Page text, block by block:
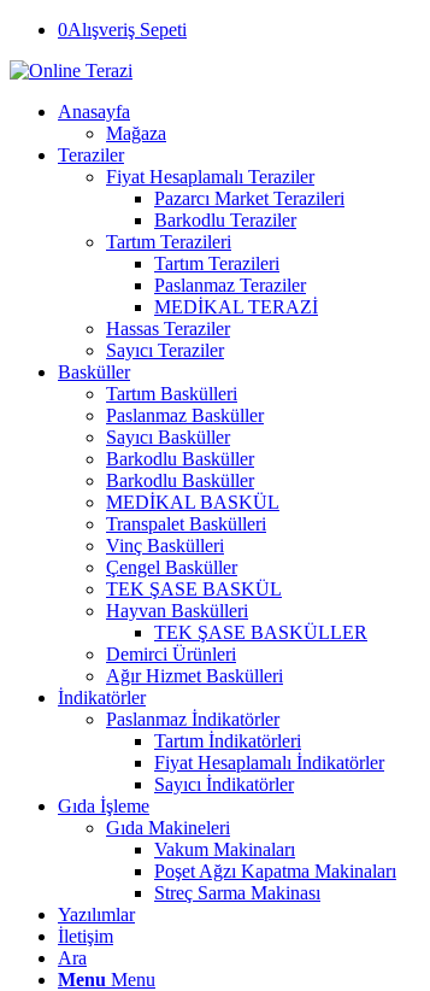
0Alışveriş Sepeti
Anasayfa
Mağaza
Teraziler
Fiyat Hesaplamalı Teraziler
Pazarcı Market Terazileri
Barkodlu Teraziler
Tartım Terazileri
Tartım Terazileri
Paslanmaz Teraziler
MEDİKAL TERAZİ
Hassas Teraziler
Sayıcı Teraziler
Basküller
Tartım Baskülleri
Paslanmaz Basküller
Sayıcı Basküller
Barkodlu Basküller
Barkodlu Basküller
MEDİKAL BASKÜL
Transpalet Baskülleri
Vinç Baskülleri
Çengel Basküller
TEK ŞASE BASKÜL
Hayvan Baskülleri
TEK ŞASE BASKÜLLER
Demirci Ürünleri
Ağır Hizmet Baskülleri
İndikatörler
Paslanmaz İndikatörler
Tartım İndikatörleri
Fiyat Hesaplamalı İndikatörler
Sayıcı İndikatörler
Gıda İşleme
Gıda Makineleri
Vakum Makinaları
Poşet Ağzı Kapatma Makinaları
Streç Sarma Makinası
Yazılımlar
İletişim
Ara
Menu Menu